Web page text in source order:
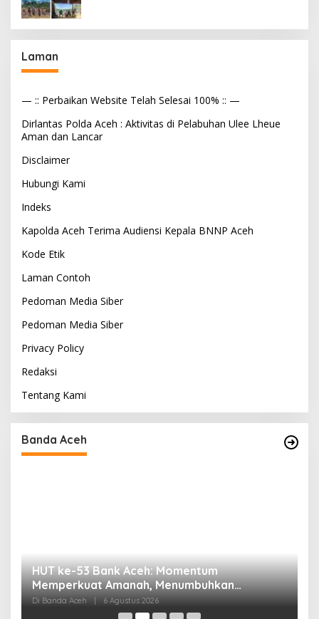
Laman
— :: Perbaikan Website Telah Selesai 100% :: —
Dirlantas Polda Aceh : Aktivitas di Pelabuhan Ulee Lheue
Aman dan Lancar
Disclaimer
Hubungi Kami
Indeks
Kapolda Aceh Terima Audiensi Kepala BNNP Aceh
Kode Etik
Laman Contoh
Pedoman Media Siber
Pedoman Media Siber
Privacy Policy
Redaksi
Tentang Kami
Banda Aceh
HUT ke-53 Bank Aceh: Momentum
Memperkuat Amanah, Menumbuhkan
Keberkahan Bagi Aceh
Di Banda Aceh | 6 Agustus 2026